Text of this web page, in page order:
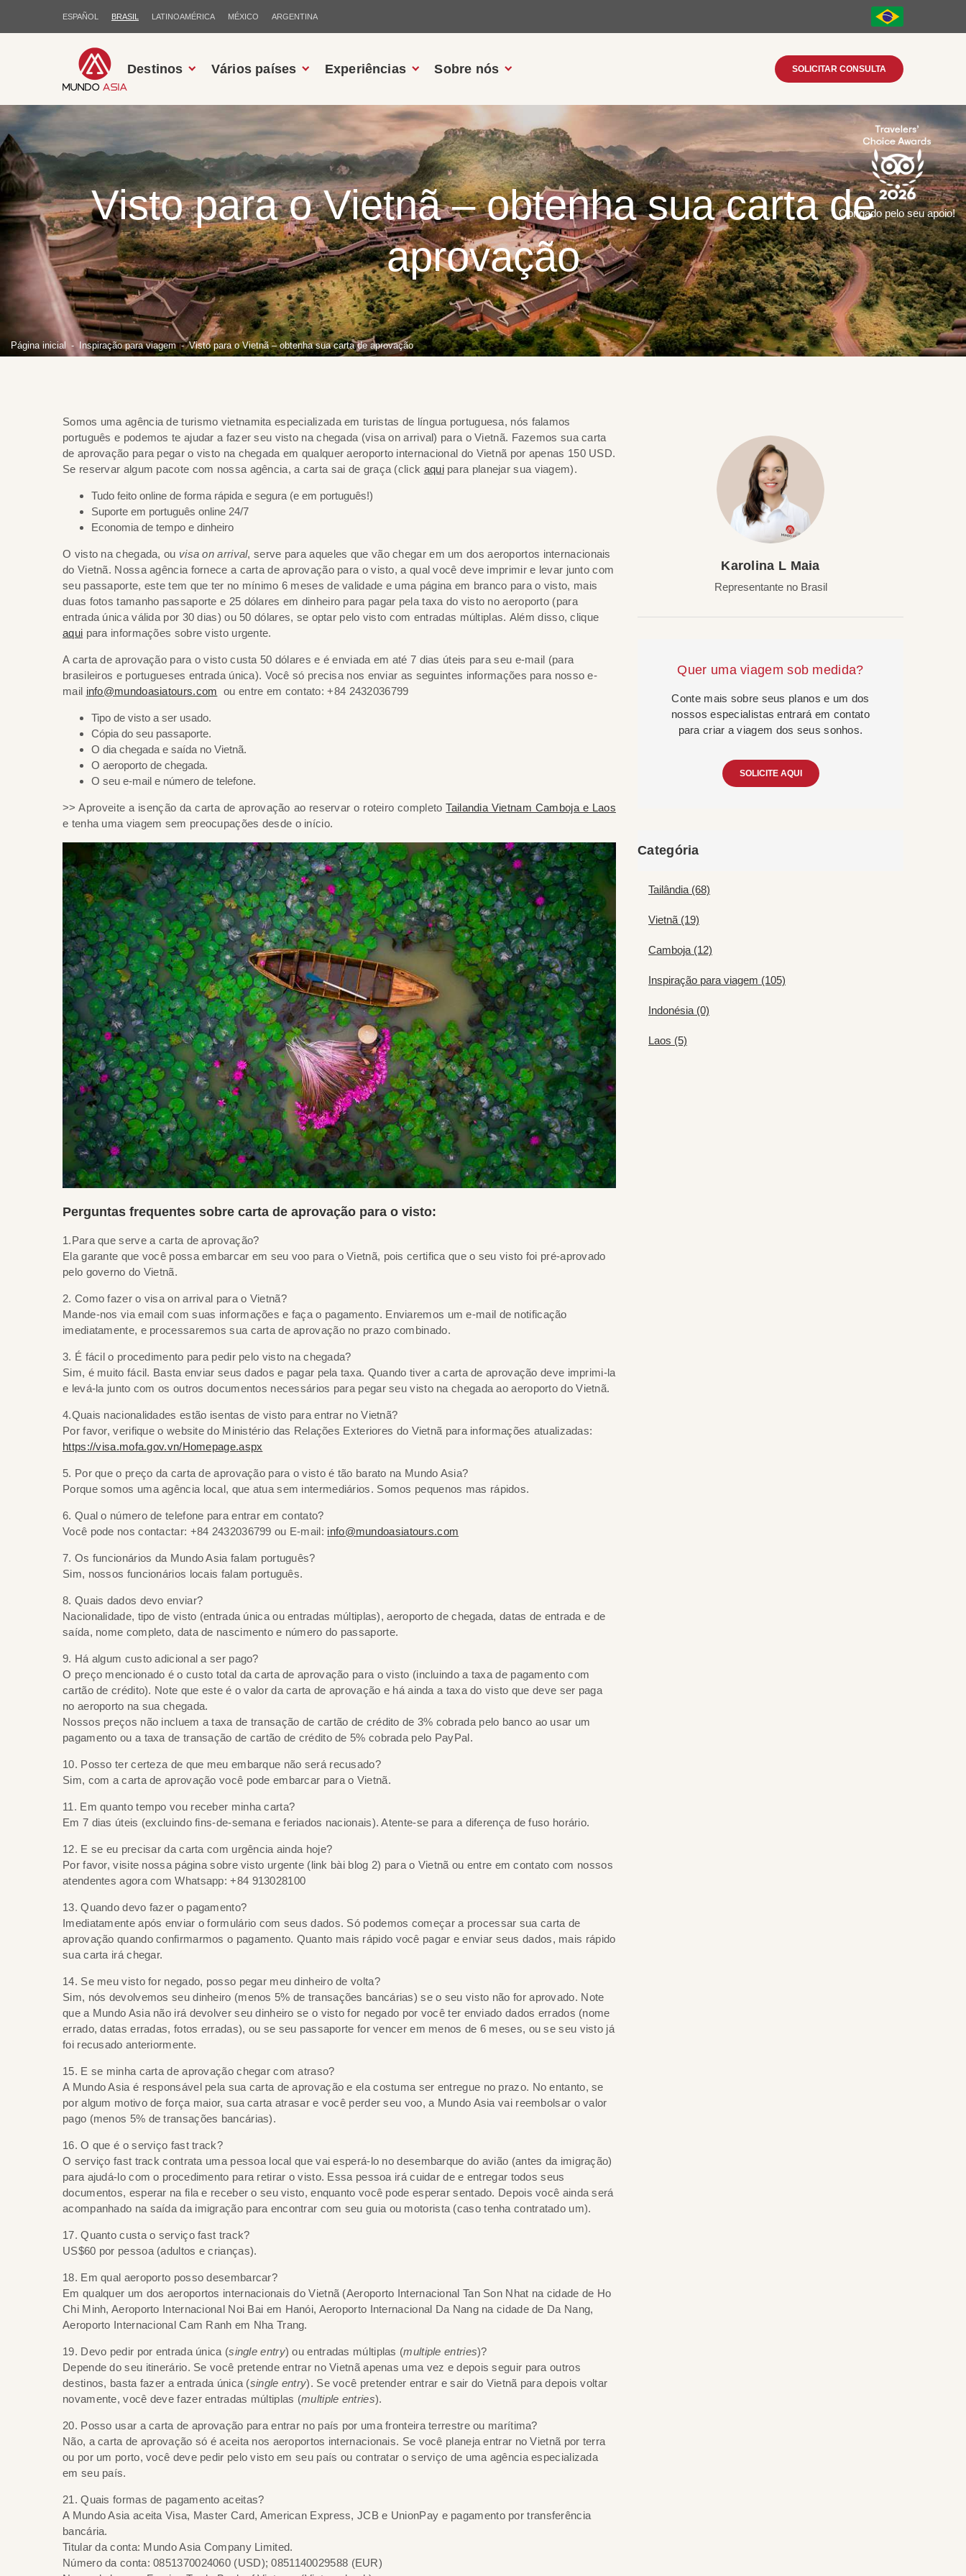
ESPAÑOL BRASIL LATINOAMÉRICA MÉXICO ARGENTINA
Destinos Vários países Experiências Sobre nós SOLICITAR CONSULTA
Visto para o Vietnã – obtenha sua carta de
aprovação
Página inicial Inspiração para viagem Visto para o Vietnã – obtenha sua carta de aprovação
Obrigado pelo seu apoio!
Somos uma agência de turismo vietnamita especializada em turistas de língua portuguesa, nós falamos
português e podemos te ajudar a fazer seu visto na chegada (visa on arrival) para o Vietnã. Fazemos sua carta
de aprovação para pegar o visto na chegada em qualquer aeroporto internacional do Vietnã por apenas 150 USD.
Se reservar algum pacote com nossa agência, a carta sai de graça (click aquipara planejar sua viagem).
Tudo feito online de forma rápida e segura (e em português!)
Suporte em português online 24/7
Economia de tempo e dinheiro
O visto na chegada, ou visa on arrival, serve para aqueles que vão chegar em um dos aeroportos internacionais
do Vietnã. Nossa agência fornece a carta de aprovação para o visto, a qual você deve imprimir e levar junto com
seu passaporte, este tem que ter no mínimo 6 meses de validade e uma página em branco para o visto, mais
duas fotos tamanho passaporte e 25 dólares em dinheiro para pagar pela taxa do visto no aeroporto (para
entrada única válida por 30 dias) ou 50 dólares, se optar pelo visto com entradas múltiplas. Além disso, clique
aqui para informações sobre visto urgente.
A carta de aprovação para o visto custa 50 dólares e é enviada em até 7 dias úteis para seu e-mail (para
brasileiros e portugueses entrada única). Você só precisa nos enviar as seguintes informações para nosso e-
mail info@mundoasiatours.com ou entre em contato: +84 2432036799
Tipo de visto a ser usado.
Cópia do seu passaporte.
O dia chegada e saída no Vietnã.
O aeroporto de chegada.
O seu e-mail e número de telefone.
>> Aproveite a isenção da carta de aprovação ao reservar o roteiro completoTailandia Vietnam Camboja e Laos
e tenha uma viagem sem preocupações desde o início.
Perguntas frequentes sobre carta de aprovação para o visto:
1.Para que serve a carta de aprovação?
Ela garante que você possa embarcar em seu voo para o Vietnã, pois certifica que o seu visto foi pré-aprovado
pelo governo do Vietnã.
2. Como fazer o visa on arrival para o Vietnã?
Mande-nos via email com suas informações e faça o pagamento. Enviaremos um e-mail de notificação
imediatamente, e processaremos sua carta de aprovação no prazo combinado.
3. É fácil o procedimento para pedir pelo visto na chegada?
Sim, é muito fácil. Basta enviar seus dados e pagar pela taxa. Quando tiver a carta de aprovação deve imprimi-la
e levá-la junto com os outros documentos necessários para pegar seu visto na chegada ao aeroporto do Vietnã.
4.Quais nacionalidades estão isentas de visto para entrar no Vietnã?
Por favor, verifique o website do Ministério das Relações Exteriores do Vietnã para informações atualizadas:
https://visa.mofa.gov.vn/Homepage.aspx
5. Por que o preço da carta de aprovação para o visto é tão barato na Mundo Asia?
Porque somos uma agência local, que atua sem intermediários. Somos pequenos mas rápidos.
6. Qual o número de telefone para entrar em contato?
Você pode nos contactar: +84 2432036799 ou E-mail: info@mundoasiatours.com
7. Os funcionários da Mundo Asia falam português?
Sim, nossos funcionários locais falam português.
8. Quais dados devo enviar?
Nacionalidade, tipo de visto (entrada única ou entradas múltiplas), aeroporto de chegada, datas de entrada e de
saída, nome completo, data de nascimento e número do passaporte.
9. Há algum custo adicional a ser pago?
O preço mencionado é o custo total da carta de aprovação para o visto (incluindo a taxa de pagamento com
cartão de crédito). Note que este é o valor da carta de aprovação e há ainda a taxa do visto que deve ser paga
no aeroporto na sua chegada.
Nossos preços não incluem a taxa de transação de cartão de crédito de 3% cobrada pelo banco ao usar um
pagamento ou a taxa de transação de cartão de crédito de 5% cobrada pelo PayPal.
10. Posso ter certeza de que meu embarque não será recusado?
Sim, com a carta de aprovação você pode embarcar para o Vietnã.
11. Em quanto tempo vou receber minha carta?
Em 7 dias úteis (excluindo fins-de-semana e feriados nacionais). Atente-se para a diferença de fuso horário.
12. E se eu precisar da carta com urgência ainda hoje?
Por favor, visite nossa página sobre visto urgente (link bài blog 2) para o Vietnã ou entre em contato com nossos
atendentes agora com Whatsapp: +84 913028100
13. Quando devo fazer o pagamento?
Imediatamente após enviar o formulário com seus dados. Só podemos começar a processar sua carta de
aprovação quando confirmarmos o pagamento. Quanto mais rápido você pagar e enviar seus dados, mais rápido
sua carta irá chegar.
14. Se meu visto for negado, posso pegar meu dinheiro de volta?
Sim, nós devolvemos seu dinheiro (menos 5% de transações bancárias) se o seu visto não for aprovado. Note
que a Mundo Asia não irá devolver seu dinheiro se o visto for negado por você ter enviado dados errados (nome
errado, datas erradas, fotos erradas), ou se seu passaporte for vencer em menos de 6 meses, ou se seu visto já
foi recusado anteriormente.
15. E se minha carta de aprovação chegar com atraso?
A Mundo Asia é responsável pela sua carta de aprovação e ela costuma ser entregue no prazo. No entanto, se
por algum motivo de força maior, sua carta atrasar e você perder seu voo, a Mundo Asia vai reembolsar o valor
pago (menos 5% de transações bancárias).
16. O que é o serviço fast track?
O serviço fast track contrata uma pessoa local que vai esperá-lo no desembarque do avião (antes da imigração)
para ajudá-lo com o procedimento para retirar o visto. Essa pessoa irá cuidar de e entregar todos seus
documentos, esperar na fila e receber o seu visto, enquanto você pode esperar sentado. Depois você ainda será
acompanhado na saída da imigração para encontrar com seu guia ou motorista (caso tenha contratado um).
17. Quanto custa o serviço fast track?
US$60 por pessoa (adultos e crianças).
18. Em qual aeroporto posso desembarcar?
Em qualquer um dos aeroportos internacionais do Vietnã (Aeroporto Internacional Tan Son Nhat na cidade de Ho
Chi Minh, Aeroporto Internacional Noi Bai em Hanói, Aeroporto Internacional Da Nang na cidade de Da Nang,
Aeroporto Internacional Cam Ranh em Nha Trang.
19. Devo pedir por entrada única (single entry) ou entradas múltiplas (multiple entries)?
Depende do seu itinerário. Se você pretende entrar no Vietnã apenas uma vez e depois seguir para outros
destinos, basta fazer a entrada única (single entry). Se você pretender entrar e sair do Vietnã para depois voltar
novamente, você deve fazer entradas múltiplas (multiple entries).
20. Posso usar a carta de aprovação para entrar no país por uma fronteira terrestre ou marítima?
Não, a carta de aprovação só é aceita nos aeroportos internacionais. Se você planeja entrar no Vietnã por terra
ou por um porto, você deve pedir pelo visto em seu país ou contratar o serviço de uma agência especializada
em seu país.
21. Quais formas de pagamento aceitas?
A Mundo Asia aceita Visa, Master Card, American Express, JCB e UnionPay e pagamento por transferência
bancária.
Titular da conta: Mundo Asia Company Limited.
Número da conta: 0851370024060 (USD); 0851140029588 (EUR)
Karolina L Maia
Representante no Brasil
Quer uma viagem sob medida?
Conte mais sobre seus planos e um dos
nossos especialistas entrará em contato
para criar a viagem dos seus sonhos.
SOLICITE AQUI
Categória
Tailândia (68)
Vietnã (19)
Camboja (12)
Inspiração para viagem (105)
Indonésia (0)
Laos (5)